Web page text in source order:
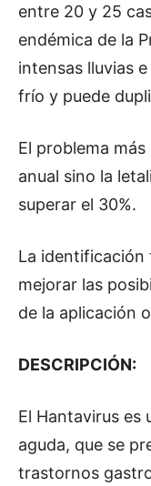
entre 20 y 25
endémica de la
intensas lluvias
frío y puede
El problema
anual sino la
superar el 30%.
La identificación
mejorar las
de la aplicación
DESCRIPCIÓN:
El Hantavirus es
aguda, que se
trastornos